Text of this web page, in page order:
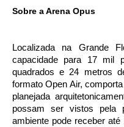
Sobre a Arena Opus
Localizada na Grande
capacidade para 17 mil
quadrados e 24 metros
formato Open Air,
planejada
possam ser vistos pela
ambiente pode receber